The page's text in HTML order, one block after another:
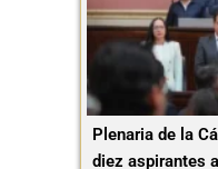
Plenaria de la
diez aspirantes